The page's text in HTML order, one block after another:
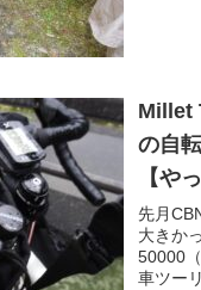
Millet
の自
【や
先月
大きか
50000
車ツー